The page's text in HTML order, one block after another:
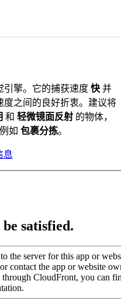
引擎。它的捕获速度 快 并
度之间的良好折衷。建议将
和 轻微镜面反射 的物体，
如 包裹分拣。
息